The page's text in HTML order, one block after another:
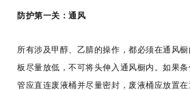
防护第一关：通风
所有涉及甲醇、乙腈的操作，都必须在通风
板尽量放低，不可将头伸入通风橱内。如果
管应直连废液桶并尽量密封，废液桶应放置在